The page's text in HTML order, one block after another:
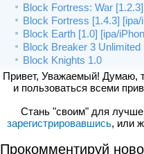
Block Fortress: War
Block Fortress [1.4.3]
Block Earth [1.0] [ipa/
Block Breaker 3
Block Knights 1.0
Привет, Уважаемый! Думаю,
и пользоваться всеми
Стань "своим" для
зарегистрировавшись, или
Прокомментируй